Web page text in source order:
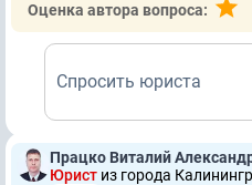
Оценка автора вопроса:
Спросить юриста
Працко Виталий
Юрист из города